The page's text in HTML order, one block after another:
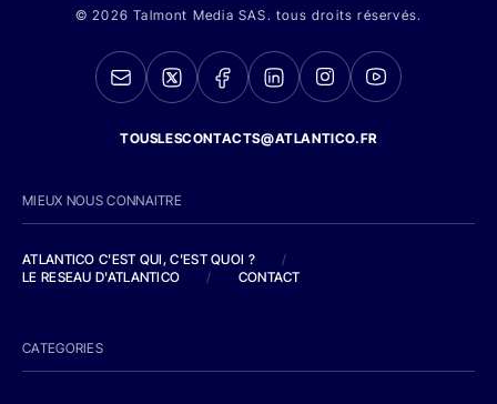
© 2026 Talmont Media SAS. tous droits réservés.
TOUSLESCONTACTS@ATLANTICO.FR
MIEUX NOUS CONNAITRE
ATLANTICO C'EST QUI, C'EST QUOI ?
/
LE RESEAU D'ATLANTICO
/ CONTACT
CATEGORIES